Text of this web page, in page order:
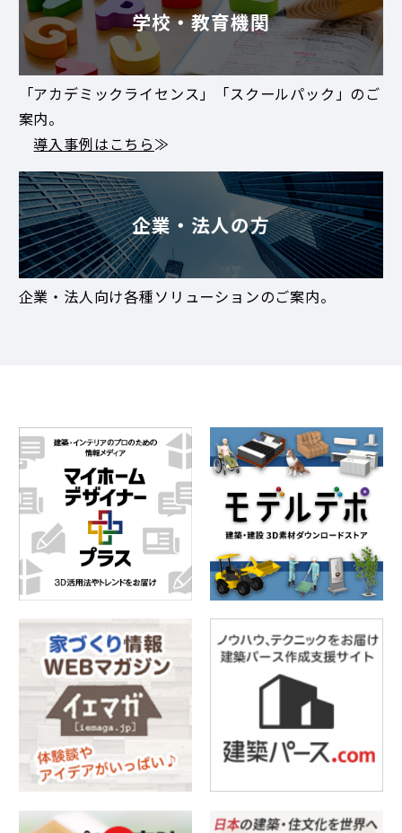
学校・教育機関
「アカデミックライセンス」「スクールパック」のご
案内。
導入事例はこちら≫
企業・法人の方
企業・法人向け各種ソリューションのご案内。